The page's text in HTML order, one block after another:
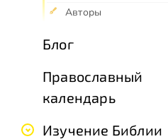
Авторы
Блог
Православный
календарь
Изучение Библии